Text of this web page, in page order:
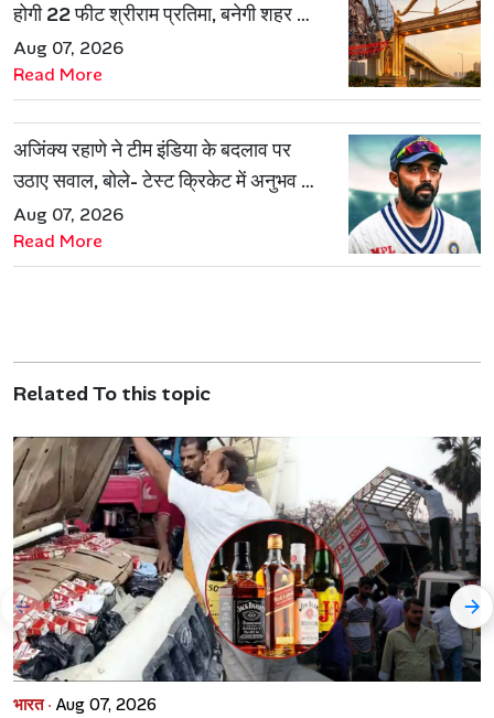
होगी 22 फीट श्रीराम प्रतिमा, बनेगी शहर की
नई पहचान
Aug 07, 2026
Read More
अजिंक्य रहाणे ने टीम इंडिया के बदलाव पर
उठाए सवाल, बोले- टेस्ट क्रिकेट में अनुभव की
जरूरत हमेशा रहेगी
Aug 07, 2026
Read More
Related To this topic
भारत · Aug 07, 2026